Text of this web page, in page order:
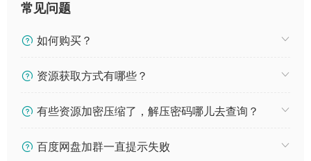
常见问题
如何购买？
资源获取方式有哪些？
有些资源加密压缩了，解压密码哪儿去查询？
百度网盘加群一直提示失败